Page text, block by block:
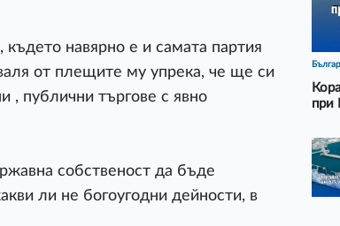
навярно е и самата партия
от плещите му упрека, че ще си
, публични търгове с явно
собственост да бъде
ли не богоугодни дейности, в
при